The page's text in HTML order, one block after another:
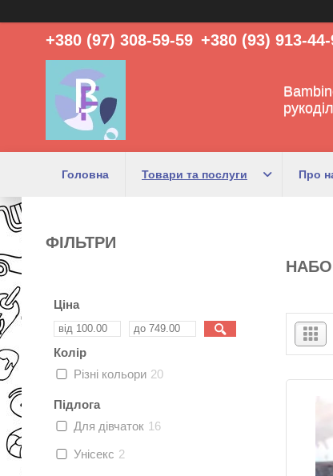
+380 (97) 308-59-59 +380 (93) 913-
Головна Товари та послуги Про
ФІЛЬТРИ
Ціна
Колір
Різні кольори 20
Підлога
Для дівчаток 16
Унісекс 2